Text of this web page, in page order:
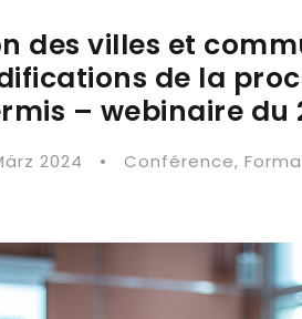
des villes et
de la
– webinaire du
2024 • Conférence,